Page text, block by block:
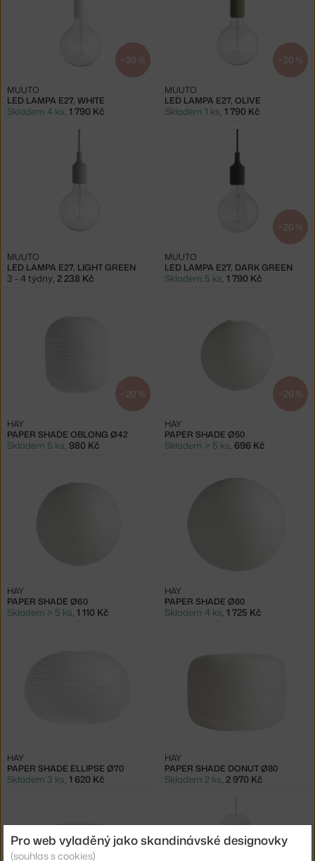
−20 %
LED LAMPA E27, WHITE
MUUTO
Skladem 4 ks, 1 790 Kč
−20 %
LED LAMPA E27, OLIVE
MUUTO
Skladem 1 ks, 1 790 Kč
LED LAMPA E27, LIGHT GREEN
MUUTO
3 - 4 týdny, 2 238 Kč
−20 %
LED LAMPA E27, DARK GREEN
MUUTO
Skladem 5 ks, 1 790 Kč
−20 %
PAPER SHADE OBLONG Ø42
HAY
Skladem 5 ks, 980 Kč
−20 %
PAPER SHADE Ø50
HAY
Skladem > 5 ks, 696 Kč
PAPER SHADE Ø60
HAY
Skladem > 5 ks, 1 110 Kč
PAPER SHADE Ø80
HAY
Skladem 4 ks, 1 725 Kč
PAPER SHADE ELLIPSE Ø70
HAY
Skladem 3 ks, 1 620 Kč
PAPER SHADE DONUT Ø80
HAY
Skladem 2 ks, 2 970 Kč
Pro web vyladěný jako skandinávské designovky
(souhlas s cookies)